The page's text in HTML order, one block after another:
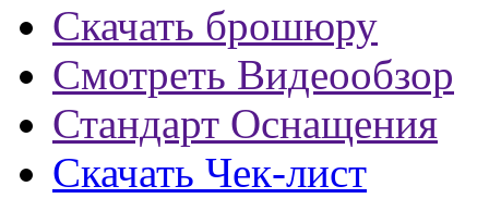
Скачать брошюру
Смотреть Видеообзор
Стандарт Оснащения
Скачать Чек-лист